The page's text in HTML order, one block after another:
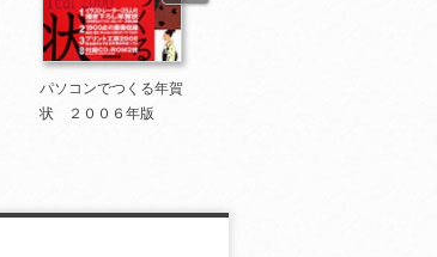
パソコンでつくる年賀
状 ２００６年版